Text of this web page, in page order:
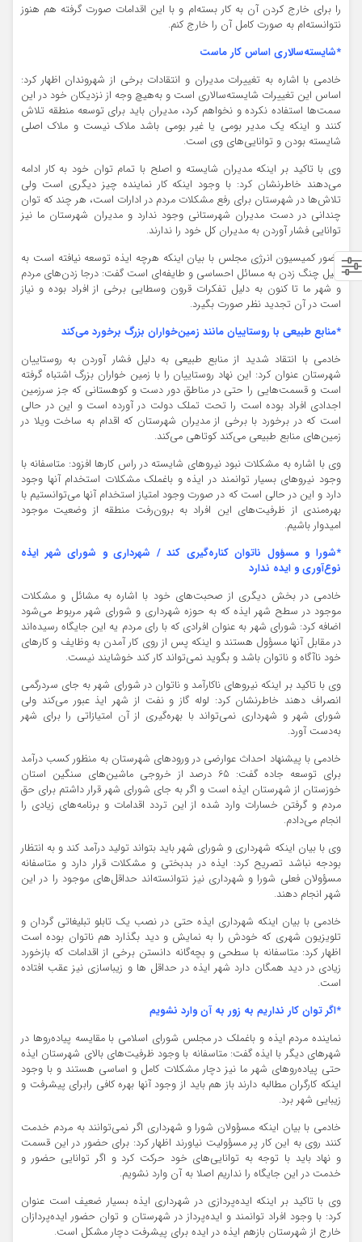
را برای خارج کردن آن به کار بسته‌ام و با این اقدامات صورت گرفته هم هنوز
نتوانسته‌ام به صورت کامل آن را خارج کنم.
*شایسته‌سالاری اساس کار ماست
خادمی با اشاره به تغییرات مدیران و انتقادات برخی از شهروندان اظهار کرد:
اساس این تغییرات شایسته‌سالاری است و به‌هیچ وجه از نزدیکان خود در این
سمت‌ها استفاده نکرده و نخواهم کرد، مدیران باید برای توسعه منطقه تلاش
کنند و اینکه یک مدیر بومی یا غیر بومی باشد ملاک نیست و ملاک اصلی
شایسته بودن و توانایی‌های وی است.
وی با تاکید بر اینکه مدیران شایسته و اصلح با تمام توان خود به کار ادامه
می‌دهند خاطرنشان کرد: با وجود اینکه کار نماینده چیز دیگری است ولی
تلاش‌ها در شهرستان برای رفع مشکلات مردم در ادارات است، هر چند که توان
چندانی در دست مدیران شهرستانی وجود ندارد و مدیران شهرستان ما نیز
توانایی فشار آوردن به مدیران کل خود را ندارند.
عضور کمیسیون انرژی مجلس با بیان اینکه هرچه ایذه توسعه نیافته است به
دلیل چنگ زدن به مسائل احساسی و طایفه‌ای است گفت: درجا زدن‌های مردم
و شهر ما تا کنون به دلیل تفکرات قرون وسطایی برخی از افراد بوده و نیاز
است در آن تجدید نظر صورت بگیرد.
*منابع طبیعی با روستاییان مانند زمین‌خواران بزرگ برخورد می‌کند
خادمی با انتقاد شدید از منابع طبیعی به دلیل فشار آوردن به روستاییان
شهرستان عنوان کرد: این نهاد روستاییان را با زمین خواران بزرگ اشتباه گرفته
است و قسمت‌هایی را حتی در مناطق دور دست و کوهستانی که جز سرزمین
اجدادی افراد بوده است را تحت تملک دولت در آورده است و این در حالی
است که در برخورد با برخی از مدیران شهرستان که اقدام به ساخت ویلا در
زمین‌های منابع طبیعی می‌کند کوتاهی می‌کند.
وی با اشاره به مشکلات نبود نیروهای شایسته در راس کارها افزود: متاسفانه با
وجود نیروهای بسیار توانمند در ایذه و باغملک مشکلات استخدام آنها وجود
دارد و این در حالی است که در صورت وجود امتیاز استخدام آنها می‌توانستیم با
بهره‌مندی از ظرفیت‌های این افراد به برون‌رفت منطقه از وضعیت موجود
امیدوار باشیم.
*شورا و مسؤول ناتوان کناره‌گیری کند / شهرداری و شورای شهر ایذه
نوع‌آوری و ایده ندارد
خادمی در بخش دیگری از صحبت‌های خود با اشاره به مشائل و مشکلات
موجود در سطح شهر ایذه که به حوزه شهرداری و شورای شهر مربوط می‌شود
اضافه کرد: شورای شهر به عنوان افرادی که با رای مردم یه این جایگاه رسیده‌اند
در مقابل آنها مسؤول هستند و اینکه پس از روی کار آمدن به وظایف و کارهای
خود ناآگاه و ناتوان باشد و بگوید نمی‌تواند کار کند خوشایند نیست.
وی با تاکید بر اینکه نیروهای ناکارآمد و ناتوان در شورای شهر به جای سردرگمی
انصراف دهند خاطرنشان کرد: لوله گاز و نفت از شهر ایذ عبور می‌کند ولی
شورای شهر و شهرداری نمی‌تواند با بهره‌گیری از آن امتیازاتی را برای شهر
به‌دست آورد.
خادمی با پیشنهاد احداث عوارضی در ورودهای شهرستان به منظور کسب درآمد
برای توسعه جاده گفت: 65 درصد از خروجی ماشین‌های سنگین استان
خوزستان از شهرستان ایذه است و اگر به جای شورای شهر قرار داشتم برای حق
مردم و گرفتن خسارات وارد شده از این تردد اقدامات و برنامه‌های زیادی را
انجام می‌دادم.
وی با بیان اینکه شهرداری و شورای شهر باید بتواند تولید درآمد کند و به انتظار
بودجه نباشد تصریح کرد: ایذه در بدبختی و مشکلات قرار دارد و متاسفانه
مسؤولان فعلی شورا و شهرداری نیز نتوانسته‌اند حداقل‌های موجود را در این
شهر انجام دهند.
خادمی با بیان اینکه شهرداری ایذه حتی در نصب یک تابلو تبلیغاتی گردان و
تلویزیون شهری که خودش را به نمایش و دید بگذارد هم ناتوان بوده است
اظهار کرد: متاسفانه با سطحی و بچه‌گانه دانستن برخی از اقدامات که بازخورد
زیادی در دید همگان دارد شهر ایذه در حداقل ها و زیباسازی نیز عقب افتاده
است.
*اگر توان کار نداریم به زور به آن وارد نشویم
نماینده مردم ایذه و باغملک در مجلس شورای اسلامی با مقایسه پیاده‌روها در
شهرهای دیگر با ایذه گفت: متاسفانه با وجود ظرفیت‌های بالای شهرستان ایذه
حتی پیاده‌روهای شهر ما نیز دچار مشکلات کامل و اساسی هستند و با وجود
اینکه کارگران مطالبه دارند باز هم باید از وجود آنها بهره کافی رابرای پیشرفت و
زیبایی شهر برد.
خادمی با بیان اینکه مسؤولان شورا و شهرداری اگر نمی‌توانند به مردم خدمت
کنند روی به این کار پر مسؤولیت نیاورند اظهار کرد: برای حضور در این قسمت
و نهاد باید با توجه به توانایی‌های خود حرکت کرد و اگر توانایی حضور و
خدمت در این جایگاه را نداریم اصلا به آن وارد نشویم.
وی با تاکید بر اینکه ایده‌پردازی در شهرداری ایذه بسیار ضعیف است عنوان
کرد: با وجود افراد توانمند و ایده‌پرداز در شهرستان و توان حضور ایده‌پردازان
خارج از شهرستان بازهم ایذه در ایده برای پیشرفت دچار مشکل است.